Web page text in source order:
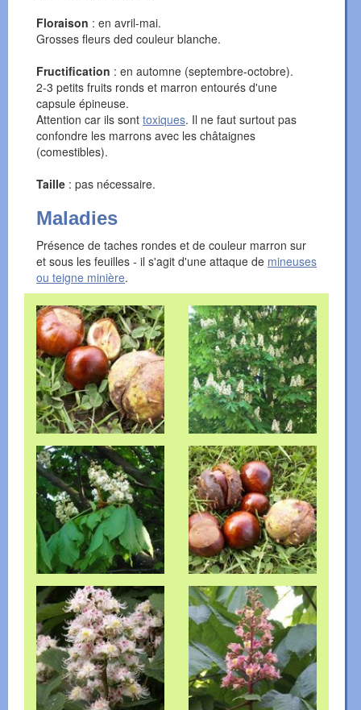
Floraison : en avril-mai.
Grosses fleurs ded couleur blanche.
Fructification : en automne (septembre-octobre).
2-3 petits fruits ronds et marron entourés d'une
capsule épineuse.
Attention car ils sont toxiques. Il ne faut surtout pas
confondre les marrons avec les châtaignes
(comestibles).
Taille : pas nécessaire.
Maladies
Présence de taches rondes et de couleur marron sur
et sous les feuilles - il s'agit d'une attaque de mineuses
ou teigne minière.